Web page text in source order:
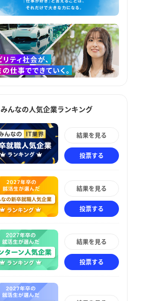
みんなの人気企業ランキング
結果を見る
投票する
結果を見る
投票する
結果を見る
投票する